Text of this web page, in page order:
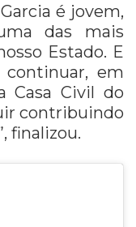
é jovem,
das mais
Estado. E
em
Casa Civil do
contribuindo
finalizou.